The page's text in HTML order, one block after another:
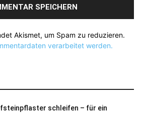
Akismet, um Spam zu reduzieren.
verarbeitet werden.
schleifen – für ein